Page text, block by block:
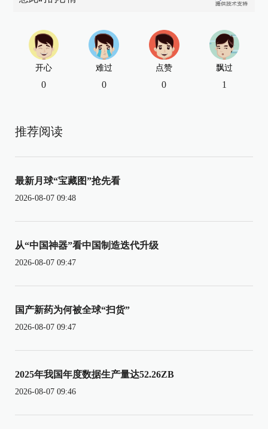
开心
0
难过
0
点赞
0
飘过
1
推荐阅读
最新月球“宝藏图”抢先看
2026-08-07 09:48
从“中国神器”看中国制造迭代升级
2026-08-07 09:47
国产新药为何被全球“扫货”
2026-08-07 09:47
2025年我国年度数据生产量达52.26ZB
2026-08-07 09:46